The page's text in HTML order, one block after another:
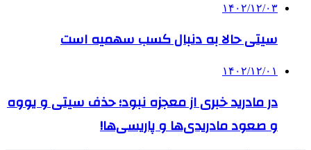
۱۴۰۲/۱۲/۰۳
سیتی حالا به دنبال کسب سهمیه است
۱۴۰۲/۱۲/۰۱
در مادرید خبری از معجزه نبود؛ حذف سیتی و یووه
و صعود مادریدی‌ها و پاریسی‌ها!